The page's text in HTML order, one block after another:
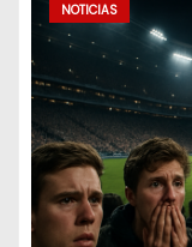
NOTICIAS